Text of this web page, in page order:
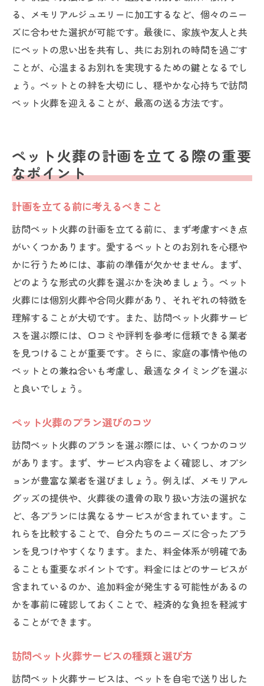
る、メモリアルジュエリーに加工するなど、個々のニー
ズに合わせた選択が可能です。最後に、家族や友人と共
にペットの思い出を共有し、共にお別れの時間を過ごす
ことが、心温まるお別れを実現するための鍵となるでし
ょう。ペットとの絆を大切にし、穏やかな心持ちで訪問
ペット火葬を迎えることが、最高の送る方法です。
ペット火葬の計画を立てる際の重要
なポイント
計画を立てる前に考えるべきこと
訪問ペット火葬の計画を立てる前に、まず考慮すべき点
がいくつかあります。愛するペットとのお別れを心穏や
かに行うためには、事前の準備が欠かせません。まず、
どのような形式の火葬を選ぶかを決めましょう。ペット
火葬には個別火葬や合同火葬があり、それぞれの特徴を
理解することが大切です。また、訪問ペット火葬サービ
スを選ぶ際には、口コミや評判を参考に信頼できる業者
を見つけることが重要です。さらに、家庭の事情や他の
ペットとの兼ね合いも考慮し、最適なタイミングを選ぶ
と良いでしょう。
ペット火葬のプラン選びのコツ
訪問ペット火葬のプランを選ぶ際には、いくつかのコツ
があります。まず、サービス内容をよく確認し、オプシ
ョンが豊富な業者を選びましょう。例えば、メモリアル
グッズの提供や、火葬後の遺骨の取り扱い方法の選択な
ど、各プランには異なるサービスが含まれています。こ
れらを比較することで、自分たちのニーズに合ったプラ
ンを見つけやすくなります。また、料金体系が明確であ
ることも重要なポイントです。料金にはどのサービスが
含まれているのか、追加料金が発生する可能性があるの
かを事前に確認しておくことで、経済的な負担を軽減す
ることができます。
訪問ペット火葬サービスの種類と選び方
訪問ペット火葬サービスは、ペットを自宅で送り出した